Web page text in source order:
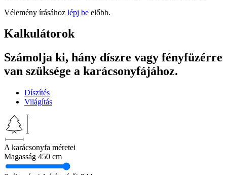
Vélemény írásához lépj be előbb.
Kalkulátorok
Számolja ki, hány díszre vagy fényfüzérre
van szüksége a karácsonyfájához.
Díszítés
Világítás
A karácsonyfa méretei
Magasság 450 cm